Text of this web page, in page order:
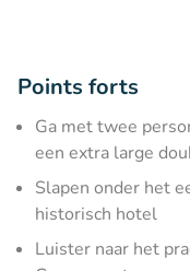
Points forts
Ga met twee
een extra large
Slapen onder het
historisch hotel
Luister naar het